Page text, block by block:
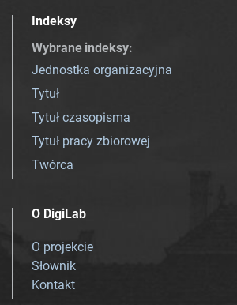
Indeksy
Wybrane indeksy:
Jednostka organizacyjna
Tytuł
Tytuł czasopisma
Tytuł pracy zbiorowej
Twórca
O DigiLab
O projekcie
Słownik
Kontakt